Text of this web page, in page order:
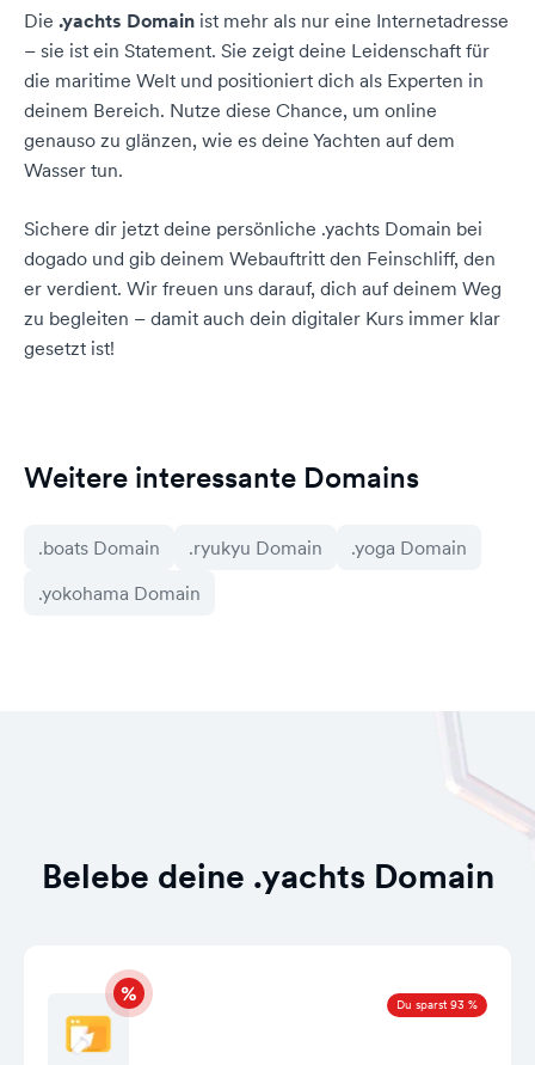
Die .yachts Domain ist mehr als nur eine Internetadresse
– sie ist ein Statement. Sie zeigt deine Leidenschaft für
die maritime Welt und positioniert dich als Experten in
deinem Bereich. Nutze diese Chance, um online
genauso zu glänzen, wie es deine Yachten auf dem
Wasser tun.
Sichere dir jetzt deine persönliche .yachts Domain bei
dogado und gib deinem Webauftritt den Feinschliff, den
er verdient. Wir freuen uns darauf, dich auf deinem Weg
zu begleiten – damit auch dein digitaler Kurs immer klar
gesetzt ist!
Weitere interessante Domains
.boats Domain .ryukyu Domain
.yoga Domain
.yokohama Domain
Belebe deine .yachts Domain
Du sparst 93 %